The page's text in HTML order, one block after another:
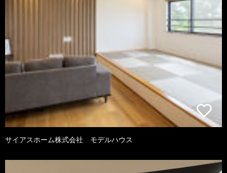
サイアスホーム株式会社 モデルハウス